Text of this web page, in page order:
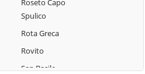
Roseto Capo
Spulico
Rota Greca
Rovito
San Basile